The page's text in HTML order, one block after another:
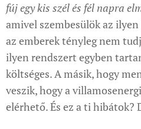
fúj egy kis szél és fél napra
amivel szembesülök az
az emberek tényleg nem
ilyen rendszert egyben
költséges. A másik, hogy
veszik, hogy a
elérhető. És ez a ti hibátok?